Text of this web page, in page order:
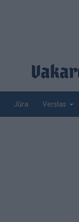
Jūra Verslas